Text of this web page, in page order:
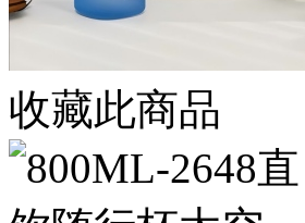
收藏此商品